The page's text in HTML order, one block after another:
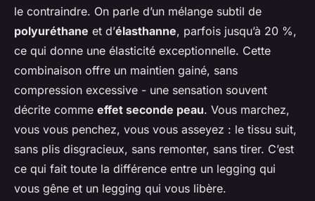
le contraindre. On parle d’un mélange subtil de
polyuréthane et d’élasthanne, parfois jusqu’à 20 %,
ce qui donne une élasticité exceptionnelle. Cette
combinaison offre un maintien gainé, sans
compression excessive - une sensation souvent
décrite comme effet seconde peau. Vous marchez,
vous vous penchez, vous vous asseyez : le tissu suit,
sans plis disgracieux, sans remonter, sans tirer. C’est
ce qui fait toute la différence entre un legging qui
vous gêne et un legging qui vous libère.